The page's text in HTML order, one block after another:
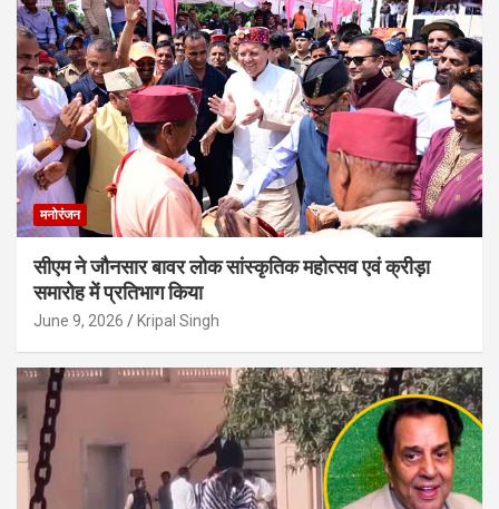
मनोरंजन
सीएम ने जौनसार बावर लोक सांस्कृतिक महोत्सव एवं क्रीड़ा
समारोह में प्रतिभाग किया
June 9, 2026 Kripal Singh